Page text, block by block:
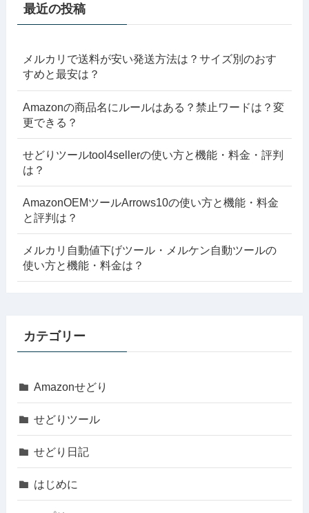
最近の投稿
メルカリで送料が安い発送方法は？サイズ別のおす
すめと最安は？
Amazonの商品名にルールはある？禁止ワードは？変
更できる？
せどりツールtool4sellerの使い方と機能・料金・評判
は？
AmazonOEMツールArrows10の使い方と機能・料金
と評判は？
メルカリ自動値下げツール・メルケン自動ツールの
使い方と機能・料金は？
カテゴリー
Amazonせどり
せどりツール
せどり日記
はじめに